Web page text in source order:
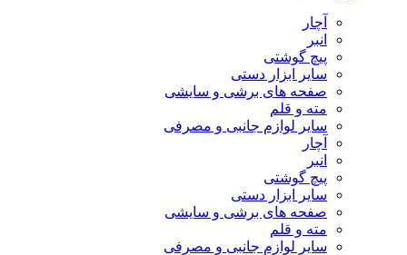
آچار
انبر
پیچ گوشتی
سایر ابزار دستی
صفحه های برشی و سایشی
مته و قلم
سایر لوازم جانبی و مصرفی
آچار
انبر
پیچ گوشتی
سایر ابزار دستی
صفحه های برشی و سایشی
مته و قلم
سایر لوازم جانبی و مصرفی